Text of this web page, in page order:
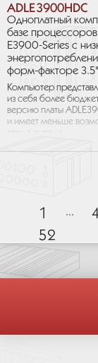
ADLE3900HDC
Одноплатный
базе
E3900-Series с
форм-факторе 3.5"
Компьютер
из себя более
версию платы
и имеет меньше
1 ...
52